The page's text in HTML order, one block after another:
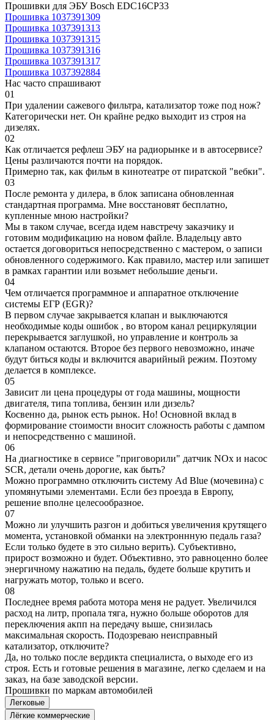
Прошивки для ЭБУ Bosch EDC16CP33
Прошивка 1037391309
Прошивка 1037391313
Прошивка 1037391315
Прошивка 1037391316
Прошивка 1037391317
Прошивка 1037392884
Нас часто спрашивают
01
При удалении сажевого фильтра, катализатор тоже под нож?
Категорически нет. Он крайне редко выходит из строя на
дизелях.
02
Как отличается рефлеш ЭБУ на радиорынке и в автосервисе?
Цены различаются почти на порядок.
Примерно так, как фильм в кинотеатре от пиратской "вебки".
03
После ремонта у дилера, в блок записана обновленная
стандартная программа. Мне восстановят бесплатно,
купленные мною настройки?
Мы в таком случае, всегда идем навстречу заказчику и
готовим модификацию на новом файле. Владельцу авто
остается договориться непосредственно с мастером, о записи
обновленного содержимого. Как правило, мастер или запишет
в рамках гарантии или возьмет небольшие деньги.
04
Чем отличается программное и аппаратное отключение
системы ЕГР (EGR)?
В первом случае закрывается клапан и выключаются
необходимые коды ошибок , во втором канал рециркуляции
перекрывается заглушкой, но управление и контроль за
клапаном остаются. Второе без первого невозможно, иначе
будут биться коды и включится аварийный режим. Поэтому
делается в комплексе.
05
Зависит ли цена процедуры от года машины, мощности
двигателя, типа топлива, бензин или дизель?
Косвенно да, рынок есть рынок. Но! Основной вклад в
формирование стоимости вносит сложность работы с дампом
и непосредственно с машиной.
06
На диагностике в сервисе "приговорили" датчик NOx и насос
SCR, детали очень дорогие, как быть?
Можно программно отключить систему Ad Blue (мочевина) с
упомянутыми элементами. Если без проезда в Европу,
решение вполне целесообразное.
07
Можно ли улучшить разгон и добиться увеличения крутящего
момента, установкой обманки на электроннную педаль газа?
Если только будете в это сильно верить). Субъективно,
прирост возможно и будет. Объективно, это равноценно более
энергичному нажатию на педаль, будете больше крутить и
нагружать мотор, только и всего.
08
Последнее время работа мотора меня не радует. Увеличился
расход на литр, пропала тяга, нужно больше оборотов для
переключения акпп на передачу выше, снизилась
максимальная скорость. Подозреваю неисправный
катализатор, отключите?
Да, но только после вердикта специалиста, о выходе его из
строя. Есть и готовые решения в магазине, легко сделаем и на
заказ, на базе заводской версии.
Прошивки по маркам автомобилей
Легковые
Лёгкие коммерческие